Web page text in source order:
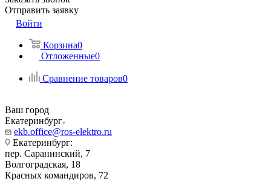
Отправить заявку
Войти
Корзина0
Отложенные0
Сравнение товаров0
Ваш город
Екатеринбург
ekb.office@ros-elektro.ru
Екатеринбург:
пер. Саранинский, 7
Волгоградская, 18
Красных командиров, 72